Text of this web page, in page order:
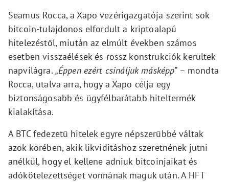
Seamus Rocca, a Xapo vezérigazgatója szerint sok
bitcoin-tulajdonos elfordult a kriptoalapú
hitelezéstől, miután az elmúlt években számos
esetben visszaélések és rossz konstrukciók kerültek
napvilágra. „Éppen ezért csináljuk másképp”– mondta
Rocca, utalva arra, hogy a Xapo célja egy
biztonságosabb és ügyfélbarátabb hiteltermék
kialakítása.
A BTC fedezetű hitelek egyre népszerűbbé váltak
azok körében, akik likviditáshoz szeretnének jutni
anélkül, hogy el kellene adniuk bitcoinjaikat és
adókötelezettséget vonnának maguk után. A HFT